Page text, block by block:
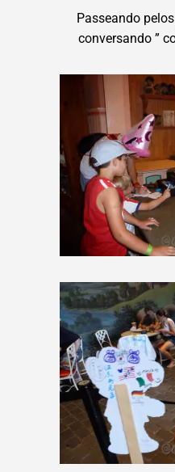
Passeando
conversando ”